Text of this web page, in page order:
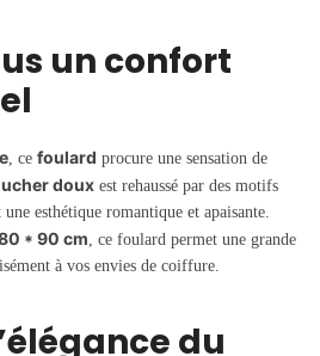
un confort
, ce foulard procure une sensation de
doux est rehaussé par des motifs
esthétique romantique et apaisante.
* 90 cm , ce foulard permet une grande
à vos envies de coiffure.
du